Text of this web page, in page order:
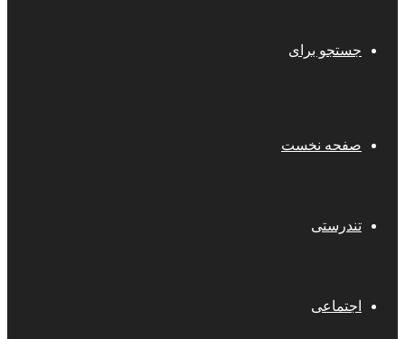
جستجو برای
صفحه نخست
تندرستی
اجتماعی